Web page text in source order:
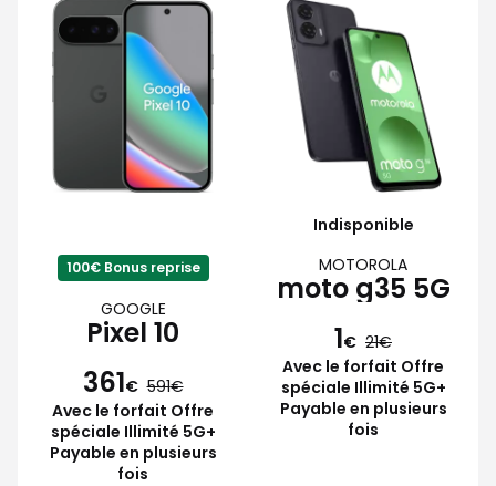
100€ Bonus reprise
GOOGLE
Pixel 10
361€ 591
Avec le forfait Offre
spéciale Illimité 5G+
Payable en plusieurs
fois
Indisponible
MOTOROLA
moto g35 5G
1€ 21
Avec le forfait Offre
spéciale Illimité 5G+
Payable en plusieurs
fois